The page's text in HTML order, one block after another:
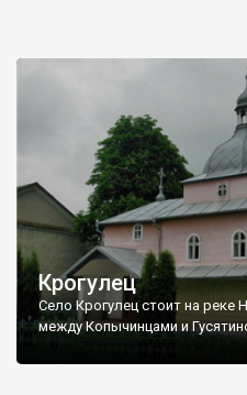
Крогулец
Село Крогулец стоит на реке
между Копычинцами и